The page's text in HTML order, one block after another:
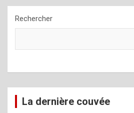
publications
Rechercher
La dernière couvée